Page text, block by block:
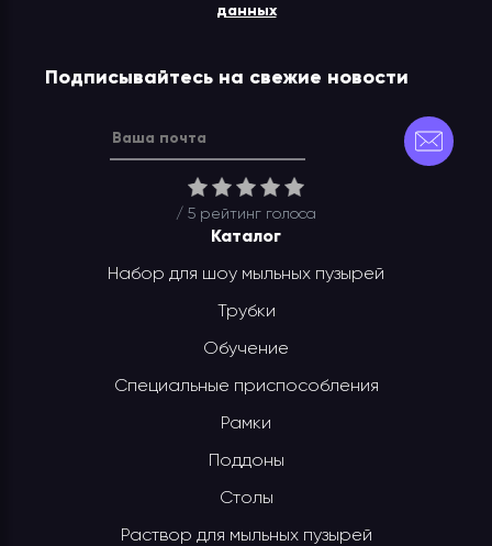
данных
Подписывайтесь на свежие новости
/ 5 рейтинг голоса
Каталог
Набор для шоу мыльных пузырей
Трубки
Обучение
Специальные приспособления
Рамки
Поддоны
Столы
Раствор для мыльных пузырей